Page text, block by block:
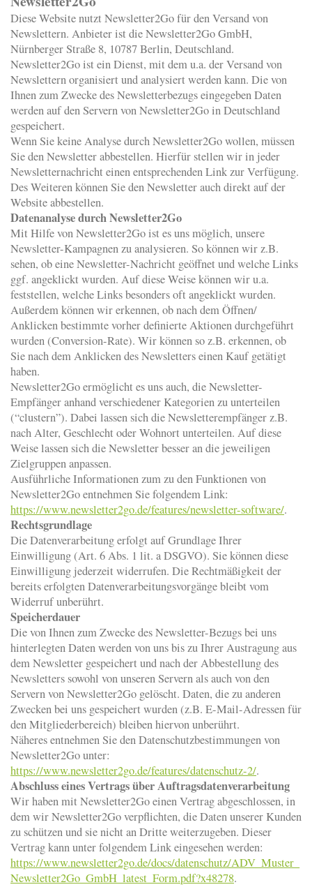
Diese Website nutzt Newsletter2Go für den Versand von
Newslettern. Anbieter ist die Newsletter2Go GmbH,
Nürnberger Straße 8, 10787 Berlin, Deutschland.
Newsletter2Go ist ein Dienst, mit dem u.a. der Versand von
Newslettern organisiert und analysiert werden kann. Die von
Ihnen zum Zwecke des Newsletterbezugs eingegeben Daten
werden auf den Servern von Newsletter2Go in Deutschland
gespeichert.
Wenn Sie keine Analyse durch Newsletter2Go wollen, müssen
Sie den Newsletter abbestellen. Hierfür stellen wir in jeder
Newsletternachricht einen entsprechenden Link zur Verfügung.
Des Weiteren können Sie den Newsletter auch direkt auf der
Website abbestellen.
Datenanalyse durch Newsletter2Go
Mit Hilfe von Newsletter2Go ist es uns möglich, unsere
Newsletter-Kampagnen zu analysieren. So können wir z.B.
sehen, ob eine Newsletter-Nachricht geöffnet und welche Links
ggf. angeklickt wurden. Auf diese Weise können wir u.a.
feststellen, welche Links besonders oft angeklickt wurden.
Außerdem können wir erkennen, ob nach dem Öffnen/
Anklicken bestimmte vorher definierte Aktionen durchgeführt
wurden (Conversion-Rate). Wir können so z.B. erkennen, ob
Sie nach dem Anklicken des Newsletters einen Kauf getätigt
haben.
Newsletter2Go ermöglicht es uns auch, die Newsletter-
Empfänger anhand verschiedener Kategorien zu unterteilen
(“clustern”). Dabei lassen sich die Newsletterempfänger z.B.
nach Alter, Geschlecht oder Wohnort unterteilen. Auf diese
Weise lassen sich die Newsletter besser an die jeweiligen
Zielgruppen anpassen.
Ausführliche Informationen zum zu den Funktionen von
Newsletter2Go entnehmen Sie folgendem Link:
https://www.newsletter2go.de/features/newsletter-software/.
Rechtsgrundlage
Die Datenverarbeitung erfolgt auf Grundlage Ihrer
Einwilligung (Art. 6 Abs. 1 lit. a DSGVO). Sie können diese
Einwilligung jederzeit widerrufen. Die Rechtmäßigkeit der
bereits erfolgten Datenverarbeitungsvorgänge bleibt vom
Widerruf unberührt.
Speicherdauer
Die von Ihnen zum Zwecke des Newsletter-Bezugs bei uns
hinterlegten Daten werden von uns bis zu Ihrer Austragung aus
dem Newsletter gespeichert und nach der Abbestellung des
Newsletters sowohl von unseren Servern als auch von den
Servern von Newsletter2Go gelöscht. Daten, die zu anderen
Zwecken bei uns gespeichert wurden (z.B. E-Mail-Adressen für
den Mitgliederbereich) bleiben hiervon unberührt.
Näheres entnehmen Sie den Datenschutzbestimmungen von
Newsletter2Go unter:
https://www.newsletter2go.de/features/datenschutz-2/.
Abschluss eines Vertrags über Auftragsdatenverarbeitung
Wir haben mit Newsletter2Go einen Vertrag abgeschlossen, in
dem wir Newsletter2Go verpflichten, die Daten unserer Kunden
zu schützen und sie nicht an Dritte weiterzugeben. Dieser
Vertrag kann unter folgendem Link eingesehen werden:
https://www.newsletter2go.de/docs/datenschutz/ADV_Muster_
Newsletter2Go_GmbH_latest_Form.pdf?x48278.